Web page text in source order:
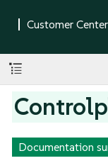
Documentation